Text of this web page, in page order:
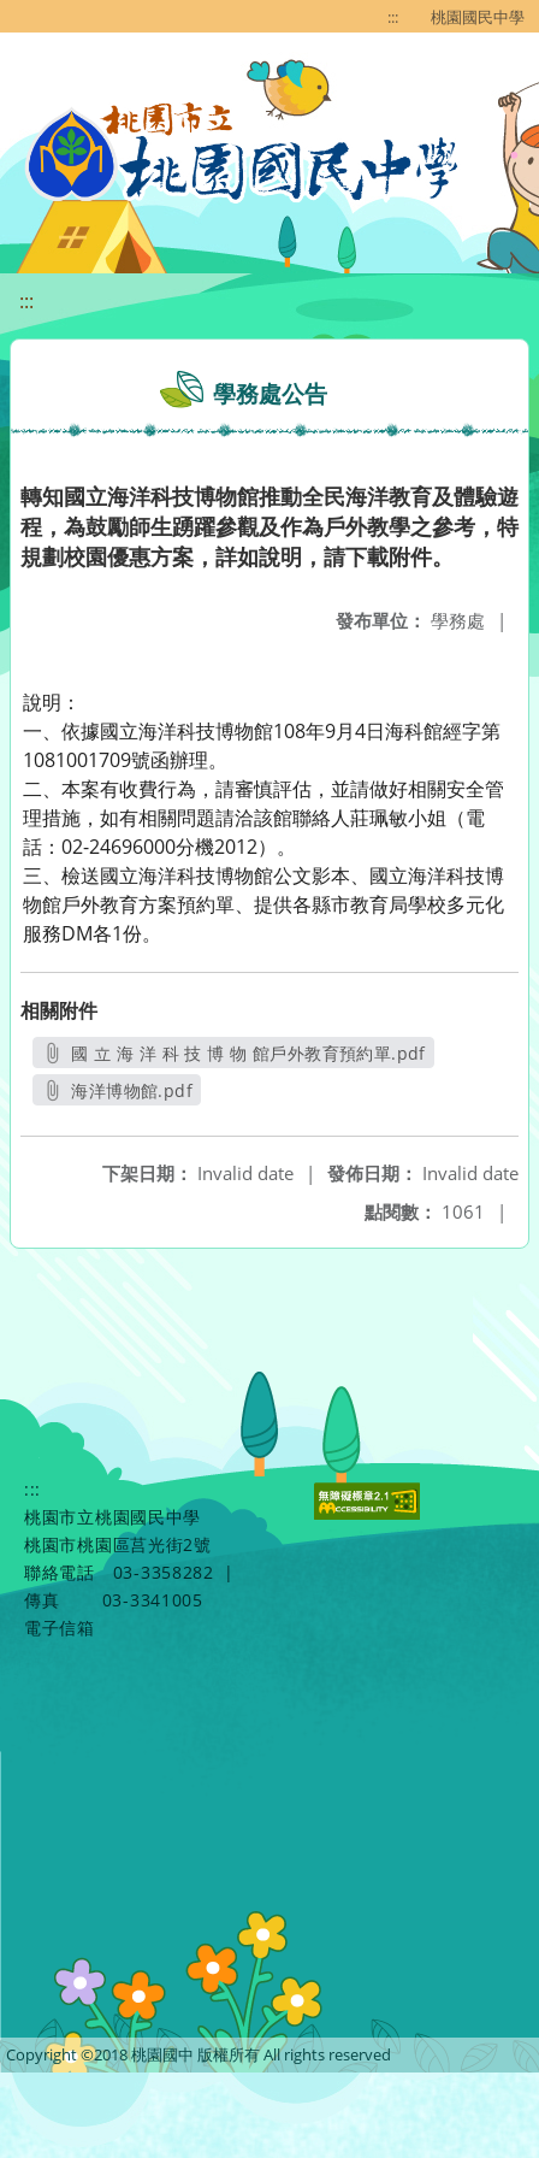
::: 桃園國民中學
:::
學務處公告
轉知國立海洋科技博物館推動全民海洋教育及體驗遊
程，為鼓勵師生踴躍參觀及作為戶外教學之參考，特
規劃校園優惠方案，詳如說明，請下載附件。
發布單位： 學務處 |
說明：
一、依據國立海洋科技博物館108年9月4日海科館經字第
1081001709號函辦理。
二、本案有收費行為，請審慎評估，並請做好相關安全管
理措施，如有相關問題請洽該館聯絡人莊珮敏小姐（電
話：02-24696000分機2012）。
三、檢送國立海洋科技博物館公文影本、國立海洋科技博
物館戶外教育方案預約單、提供各縣市教育局學校多元化
服務DM各1份。
相關附件
國 立 海 洋 科 技 博 物 館戶外教育預約單.pdf
海洋博物館.pdf
發佈日期： Invalid date
下架日期： Invalid date
|
點閱數： 1061 |
:::
桃園市立桃園國民中學
桃園市桃園區莒光街2號
聯絡電話
03-3358282
|
傳真
03-3341005
電子信箱
Copyright ©2018 桃園國中 版權所有 All rights reserved